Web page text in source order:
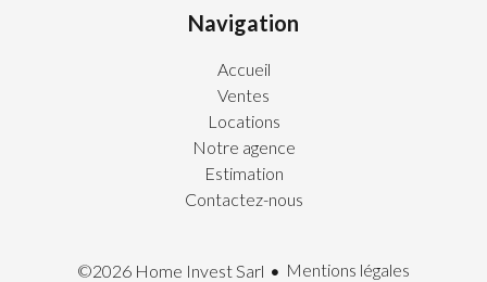
Navigation
Accueil
Ventes
Locations
Notre agence
Estimation
Contactez-nous
©2026 Home Invest Sarl
Mentions légales